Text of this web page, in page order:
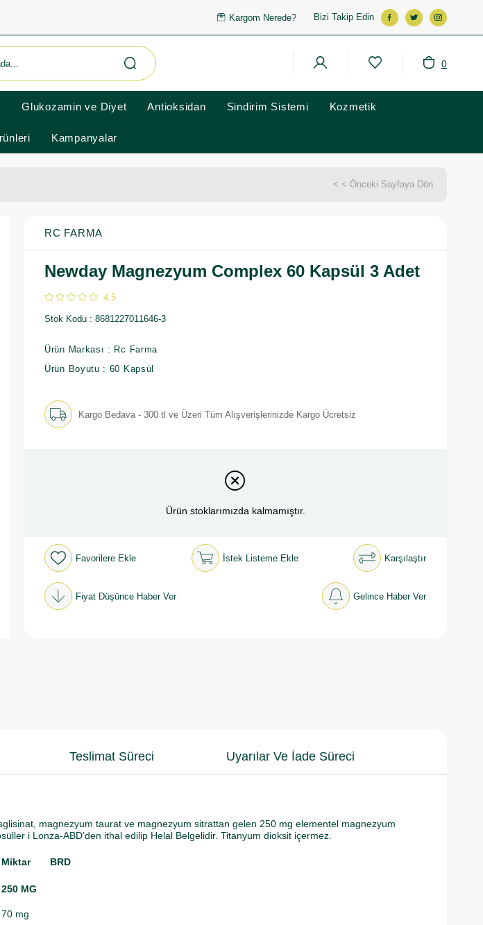
Kargom Nerede? Bizi Takip Edin
0
Glukozamin ve Diyet Antioksidan Sindirim Sistemi Kozmetik
Kampanyalar
< < Önceki Sayfaya Dön
RC FARMA
Newday Magnezyum Complex 60 Kapsül 3 Adet
4.5
Stok Kodu 8681227011646-3
Ürün Markası : Rc Farma
Ürün Boyutu : 60 Kapsül
Kargo Bedava - 300 tl ve Üzeri Tüm Alışverişlerinizde Kargo Ücretsiz
Ürün stoklarımızda kalmamıştır.
Favorilere Ekle İstek Listeme Ekle Karşılaştır
Fiyat Düşünce Haber Ver Gelince Haber Ver
Teslimat Süreci Uyarılar Ve İade Süreci
magnezyum taurat ve magnezyum sitrattan gelen 250 mg elementel magnezyum
i Lonza-ABD’den ithal edilip Helal Belgelidir. Titanyum dioksit içermez.
Miktar BRD
250 MG
70 mg